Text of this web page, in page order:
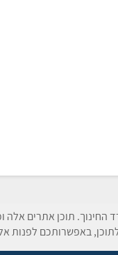
החינוך. תוכן אתרים
באפשרותכם לפנות